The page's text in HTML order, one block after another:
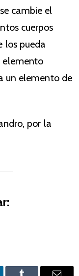
cambie el
cuerpos
los pueda
elemento
un elemento de
por la